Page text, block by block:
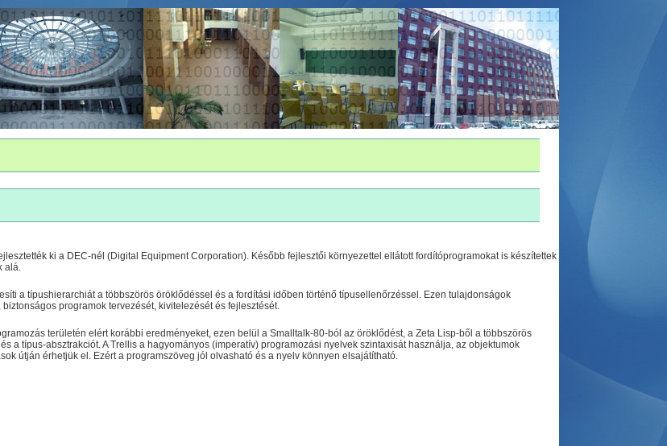
ki a DEC-nél (Digital Equipment Corporation). Később fejlesztői környezettel ellátott fordítóprogramokat is készítettek
alá.
a típushierarchiát a többszörös öröklődéssel és a fordítási időben történő típusellenőrzéssel. Ezen tulajdonságok
programok tervezését, kivitelezését és fejlesztését.
területén elért korábbi eredményeket, ezen belül a Smalltalk-80-ból az öröklődést, a Zeta Lisp-ből a többszörös
a típus-absztrakciót. A Trellis a hagyományos (imperatív) programozási nyelvek szintaxisát használja, az objektumok
útján érhetjük el. Ezért a programszöveg jól olvasható és a nyelv könnyen elsajátítható.